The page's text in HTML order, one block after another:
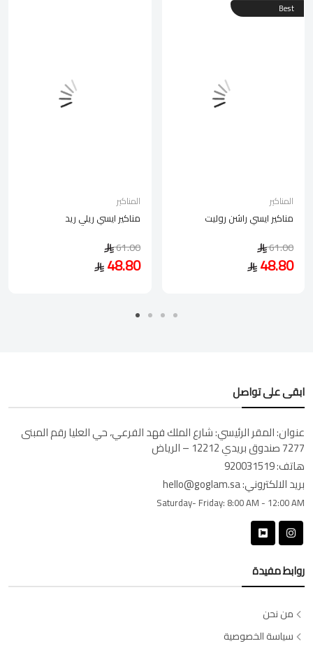
المناكير
مناكير ايسي ريلي ريد
61.00
48.80
Best
المناكير
مناكير ايسي راشن روليت
61.00
48.80
ابقى على تواصل
عنوان:المقر الرئيسي: شارع الملك فهد الفرعي، حي العليا رقم المبنى
7277 صندوق بريدي 12212 – الرياض
هاتف:920031519
بريد الالكتروني:hello@goglam.sa
Saturday- Friday: 8:00 AM - 12:00 AM
روابط مفيدة
من نحن
سياسة الخصوصية